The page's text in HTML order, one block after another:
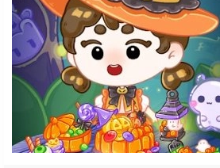
желейных конфет до особенных
матча-вафли и фо. Также вы
мини-игры, такие как
чтобы заработать больше
дальнейших улучшений.